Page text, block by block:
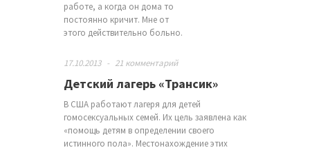
работе, а когда он дома то
постоянно кричит. Мне от
этого действительно больно.
17.10.2013 - 21 комментарий
Детский лагерь «Трансик»
В США работают лагеря для детей
гомосексуальных семей. Их цель заявлена как
«помощь детям в определении своего
истинного пола». Местонахождение этих